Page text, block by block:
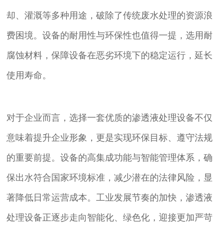
却、灌溉等多种用途，破除了传统废水处理的资源浪
费困境。设备的耐用性与环保性也值得一提，选用耐
腐蚀材料，保障设备在恶劣环境下的稳定运行，延长
使用寿命。
对于企业而言，选择一套优质的渗透液处理设备不仅
意味着提升企业形象，更是实现环保目标、遵守法规
的重要前提。设备的高集成功能与智能管理体系，确
保出水符合国家环境标准，减少潜在的法律风险，显
著降低日常运营成本。工业发展节奏的加快，渗透液
处理设备正逐步走向智能化、绿色化，迎接更加严苛